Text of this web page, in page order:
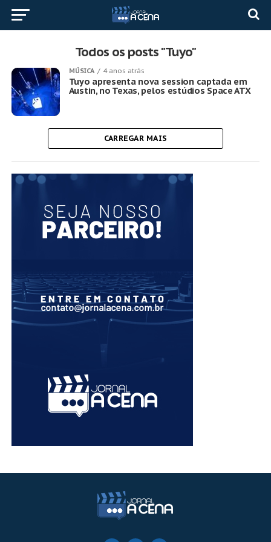
Todos os posts "Tuyo"
MÚSICA 4 anos atrás
Tuyo apresenta nova session captada em
Austin, no Texas, pelos estúdios Space ATX
CARREGAR MAIS